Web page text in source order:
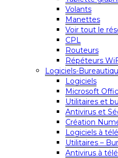
Volants
Manettes
Voir tout le
CPL
Routeurs
Répéteurs
Logiciels-
Logiciels
Microsoft
Utilitaires et
Antivirus et
Création
Logiciels à
Utilitaires –
Antivirus à